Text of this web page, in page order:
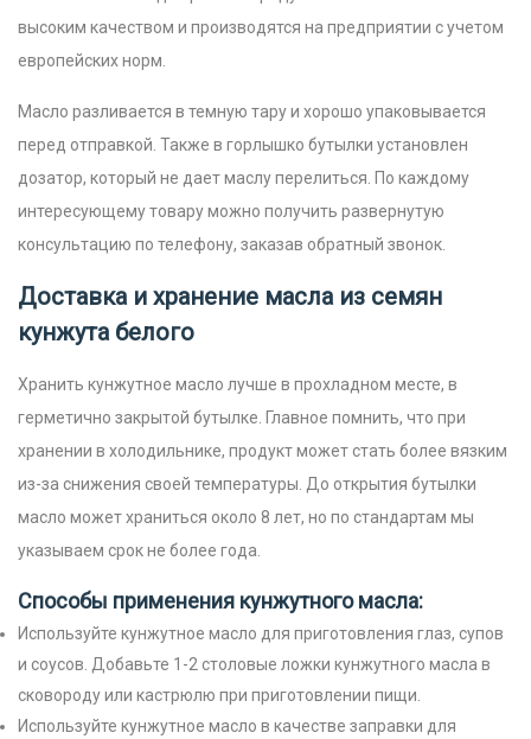
высоким качеством и производятся на предприятии с учетом
европейских норм.
Масло разливается в темную тару и хорошо упаковывается
перед отправкой. Также в горлышко бутылки установлен
дозатор, который не дает маслу перелиться. По каждому
интересующему товару можно получить развернутую
консультацию по телефону, заказав обратный звонок.
Доставка и хранение масла из семян
кунжута белого
Хранить кунжутное масло лучше в прохладном месте, в
герметично закрытой бутылке. Главное помнить, что при
хранении в холодильнике, продукт может стать более вязким
из-за снижения своей температуры. До открытия бутылки
масло может храниться около 8 лет, но по стандартам мы
указываем срок не более года.
Способы применения кунжутного масла:
Используйте кунжутное масло для приготовления глаз, супов
и соусов. Добавьте 1-2 столовые ложки кунжутного масла в
сковороду или кастрюлю при приготовлении пищи.
Используйте кунжутное масло в качестве заправки для